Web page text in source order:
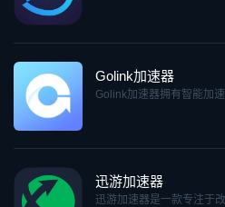
Golink加速器
Golink加速器拥有智能加速
迅游加速器
迅游加速器是一款专注于